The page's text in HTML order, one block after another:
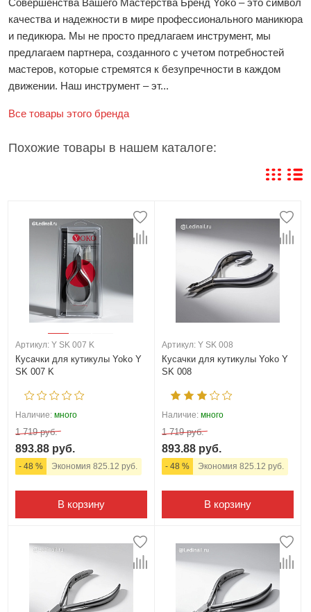
качества и надежности в мире профессионального маникюра
и педикюра. Мы не просто предлагаем инструмент, мы
предлагаем партнера, созданного с учетом потребностей
мастеров, которые стремятся к безупречности в каждом
движении. Наш инструмент – эт...
Все товары этого бренда
Похожие товары в нашем каталоге:
Артикул: Y SK 007 K
Кусачки для кутикулы Yoko Y
SK 007 K
Наличие: много
1 719 руб.
893.88 руб.
- 48 % Экономия 825.12 руб.
В корзину
Артикул: Y SK 008
Кусачки для кутикулы Yoko Y
SK 008
Наличие: много
1 719 руб.
893.88 руб.
- 48 % Экономия 825.12 руб.
В корзину